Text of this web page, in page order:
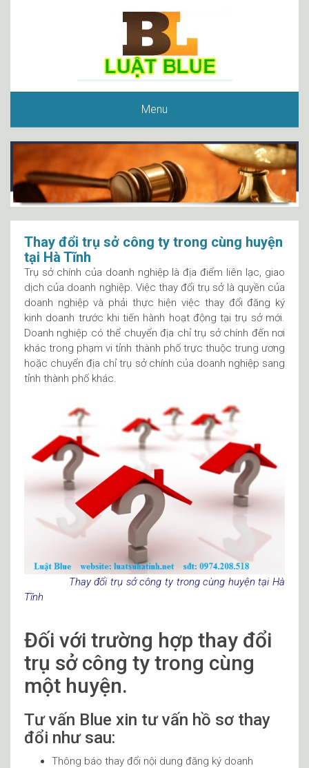
Menu
Thay đổi trụ sở công ty trong cùng huyện
tại Hà Tĩnh
Trụ sở chính của doanh nghiệp là địa điểm liên lạc, giao
dịch của doanh nghiệp. Việc thay đổi trụ sở là quyền của
doanh nghiệp và phải thực hiện việc thay đổi đăng ký
kinh doanh trước khi tiến hành hoạt động tại trụ sở mới.
Doanh nghiệp có thể chuyển địa chỉ trụ sở chính đến nơi
khác trong phạm vi tỉnh thành phố trực thuộc trung ương
hoặc chuyển địa chỉ trụ sở chính của doanh nghiệp sang
tỉnh thành phố khác.
Thay đổi trụ sở công ty trong cùng huyện tại Hà
Tĩnh
Đối với trường hợp thay đổi
trụ sở công ty trong cùng
một huyện.
Tư vấn Blue xin tư vấn hồ sơ thay
đổi như sau:
Thông báo thay đổi nội dung đăng ký doanh